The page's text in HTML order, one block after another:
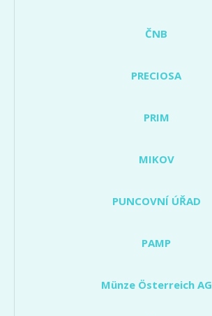
ČNB
PRECIOSA
PRIM
MIKOV
PUNCOVNÍ ÚŘAD
PAMP
Münze Österreich AG